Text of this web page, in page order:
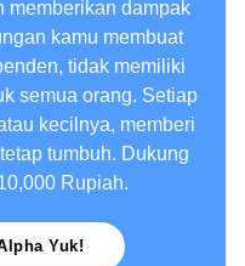
memberikan dampak
kamu membuat
tidak memiliki
semua orang. Setiap
kecilnya, memberi
tumbuh. Dukung
Rupiah.
Yuk!